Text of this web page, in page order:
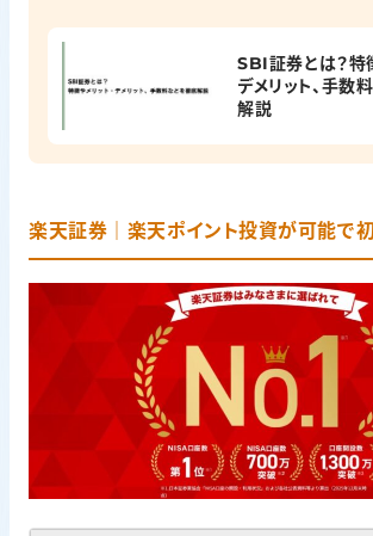
SBI証券とは？特
デメリット、手数
解説
楽天証券｜楽天ポイント投資が可能で